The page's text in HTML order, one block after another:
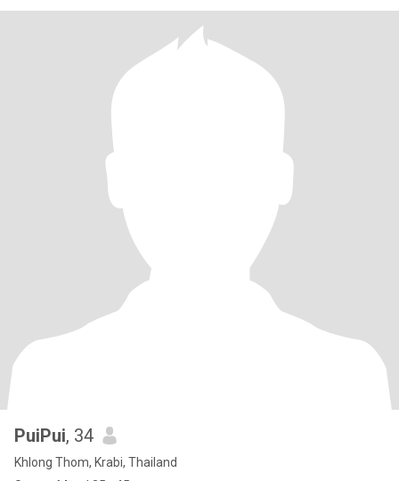
PuiPui, 34
Khlong Thom, Krabi, Thailand